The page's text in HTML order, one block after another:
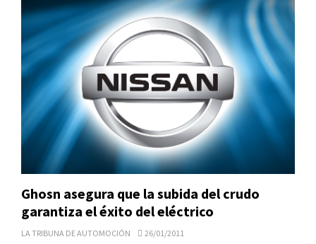
Ghosn asegura que la subida del crudo
garantiza el éxito del eléctrico
LA TRIBUNA DE AUTOMOCIÓN 26/01/2011